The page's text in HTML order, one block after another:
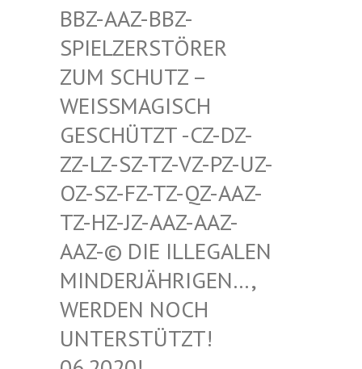
Z-AAZ-BBZ-SP
IELZERSTÖRER ZU
M SCHUTZ – WE
ISSMAGISCH GES
CHÜTZT -CZ-DZ-ZZ-
LZ-SZ-TZ-VZ-PZ-UZ-OZ-
SZ-FZ-TZ-QZ-AAZ-TZ-
HZ-JZ-AAZ-AAZ-AAZ
-© DIE ILLEGALEN MIN
DERJÄHRIGEN…, WER
DEN NOCH UNT
ERSTÜTZT! 06.